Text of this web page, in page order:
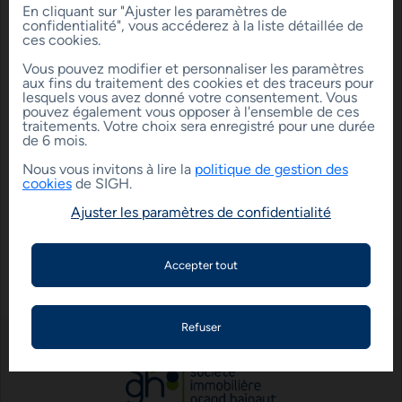
PAYER SON LOYER
CHARGES LOCATIVES
En cliquant sur "Ajuster les paramètres de
confidentialité", vous accéderez à la liste détaillée de
ces cookies.
Vous pouvez modifier et personnaliser les paramètres
aux fins du traitement des cookies et des traceurs pour
lesquels vous avez donné votre consentement. Vous
pouvez également vous opposer à l'ensemble de ces
traitements. Votre choix sera enregistré pour une durée
de 6 mois.
Nous vous invitons à lire la politique de gestion des
cookiesde SIGH.
Ajuster les paramètres de confidentialité